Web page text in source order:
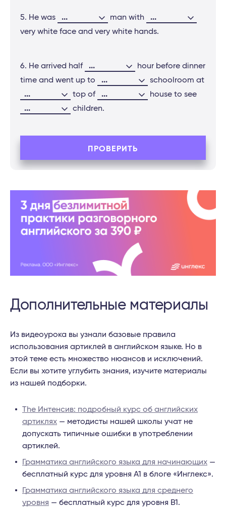
5. He was ... man with
...
very white face and very white hands.
6. He arrived half ...
hour before dinner
time and went up to
...
schoolroom at
...
top of ...
house to see
...
children.
ПРОВЕРИТЬ
Дополнительные материалы
Из видеоурока вы узнали базовые правила
использования артиклей в английском языке. Но в
этой теме есть множество нюансов и исключений.
Если вы хотите углубить знания, изучите материалы
из нашей подборки.
The Интенсив: подробный курс об английских
артиклях — методисты нашей школы учат не
допускать типичные ошибки в употреблении
артиклей.
Грамматика английского языка для начинающих —
бесплатный курс для уровня А1 в блоге «Инглекс».
Грамматика английского языка для среднего
уровня — бесплатный курс для уровня B1.